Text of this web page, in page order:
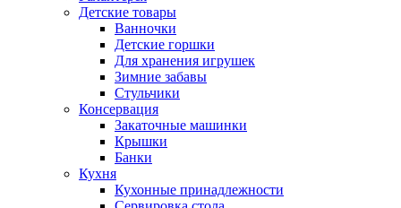
Детские товары
Ванночки
Детские горшки
Для хранения игрушек
Зимние забавы
Стульчики
Консервация
Закаточные машинки
Крышки
Банки
Кухня
Кухонные принадлежности